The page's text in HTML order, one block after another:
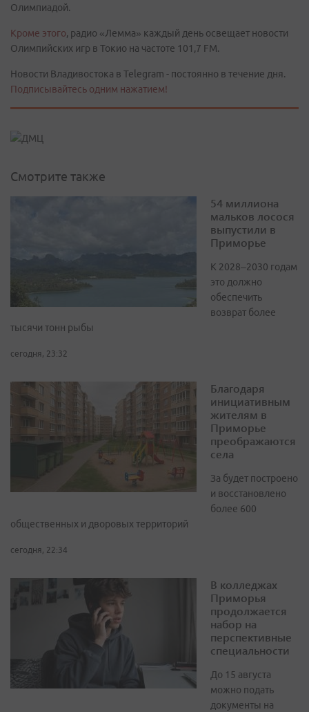
Олимпиадой.
Кроме этого, радио «Лемма» каждый день освещает новости
Олимпийских игр в Токио на частоте 101,7 FM.
Новости Владивостока в Telegram - постоянно в течение дня.
Подписывайтесь одним нажатием!
Смотрите также
54 миллиона
мальков лосося
выпустили в
Приморье
К 2028–2030 годам
это должно
обеспечить
возврат более
тысячи тонн рыбы
сегодня, 23:32
Благодаря
инициативным
жителям в
Приморье
преображаются
села
За будет построено
и восстановлено
более 600
общественных и дворовых территорий
сегодня, 22:34
В колледжах
Приморья
продолжается
набор на
перспективные
специальности
До 15 августа
можно подать
документы на